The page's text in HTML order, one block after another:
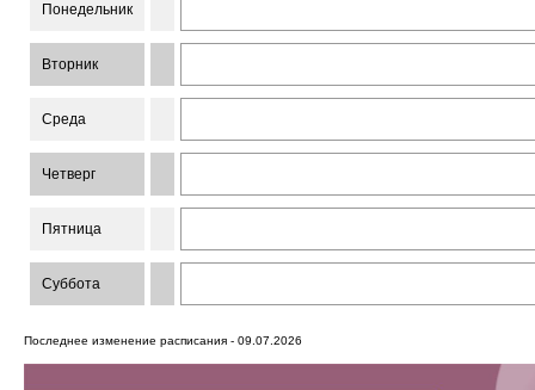
Понедельник
Вторник
Среда
Четверг
Пятница
Суббота
Последнее изменение расписания - 09.07.2026